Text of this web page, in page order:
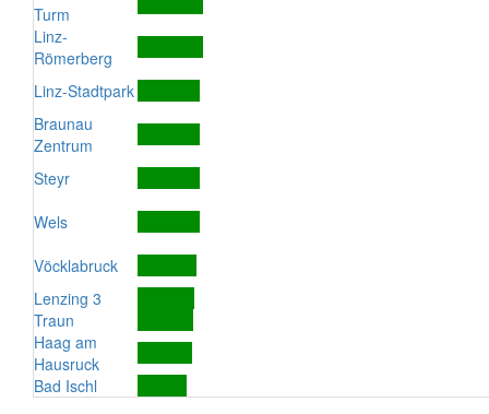
Turm
Linz-
Römerberg
Linz-Stadtpark
Braunau
Zentrum
Steyr
Wels
Vöcklabruck
Lenzing 3
Traun
Haag am
Hausruck
Bad Ischl